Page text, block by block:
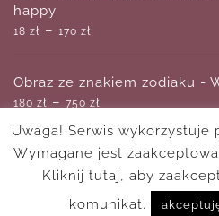
happy
18 zł – 170 zł
Obraz ze znakiem zodiaku -
180 zł – 750 zł
Czarno-biały obraz z
zł–750zł
Uwaga! Serwis wykorzystuje
Wymagane jest
Kliknij tutaj, aby
komunikat.